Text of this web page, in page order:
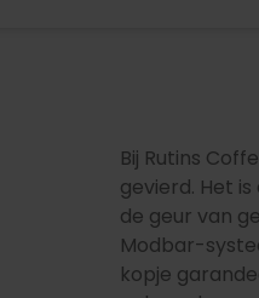
Bij Rutins
gevierd. Het
de geur van
Modbar-
kopje